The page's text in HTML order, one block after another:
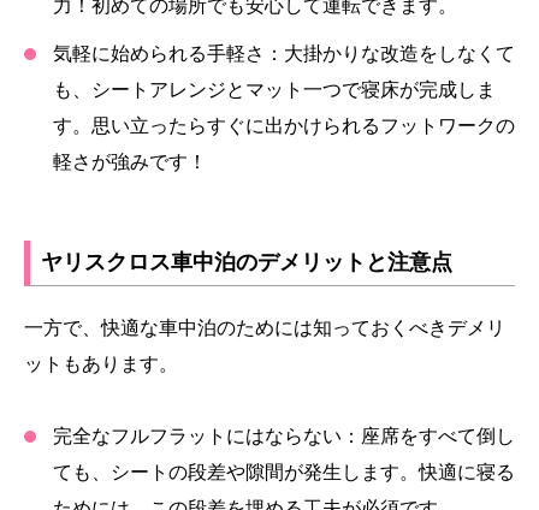
力！初めての場所でも安心して運転できます。
気軽に始められる手軽さ： 大掛かりな改造をしなくて
も、シートアレンジとマット一つで寝床が完成しま
す。思い立ったらすぐに出かけられるフットワークの
軽さが強みです！
ヤリスクロス車中泊のデメリットと注意点
一方で、快適な車中泊のためには知っておくべきデメリ
ットもあります。
完全なフルフラットにはならない： 座席をすべて倒し
ても、シートの段差や隙間が発生します。快適に寝る